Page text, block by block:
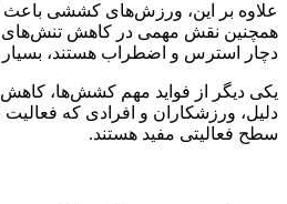
علاوه بر این، ورزش‌های کششی باعث
همچنین نقش مهمی در کاهش تنش‌های
دچار استرس و اضطراب هستند،
یکی دیگر از فواید مهم کشش‌ها،
دلیل، ورزشکاران و افرادی که
سطح فعالیتی مفید هستند.